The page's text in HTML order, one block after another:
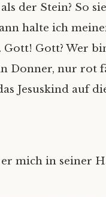
der Stein? So
halte ich
Gott? Wer
Donner, nur rot
Jesuskind auf
mich in seiner